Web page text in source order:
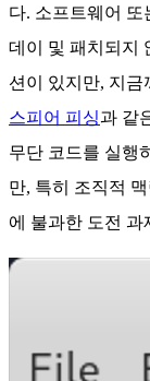
다. 소프트웨어 또
데이 및 패치되지
션이 있지만, 지금
스피어 피싱과 같
무단 코드를 실행
만, 특히 조직적
에 불과한 도전 과